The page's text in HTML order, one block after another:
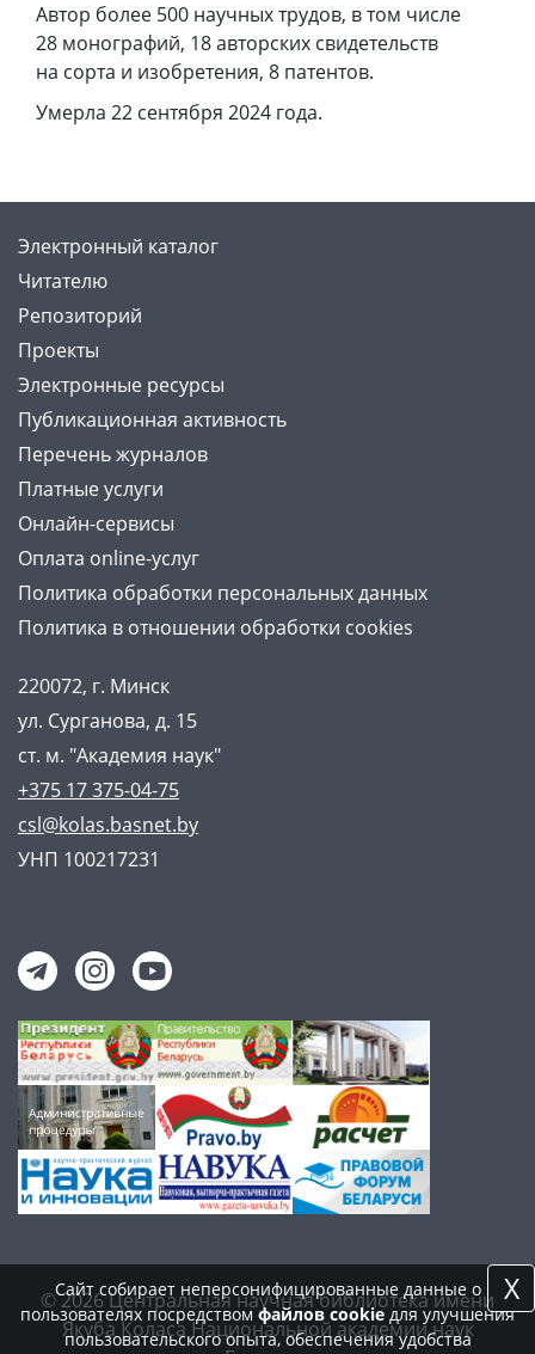
Автор более 500 научных трудов, в том числе
28 монографий, 18 авторских свидетельств
на сорта и изобретения, 8 патентов.
Умерла 22 сентября 2024 года.
Электронный каталог
Читателю
Репозиторий
Проекты
Электронные ресурсы
Публикационная активность
Перечень журналов
Платные услуги
Онлайн-сервисы
Оплата online-услуг
Политика обработки персональных данных
Политика в отношении обработки cookies
220072, г. Минск
ул. Сурганова, д. 15
ст. м. "Академия наук"
+375 17 375-04-75
csl@kolas.basnet.by
УНП 100217231
© 2026 Центральная научная библиотека имени
Якуба Коласа Национальной академии наук
Сайт собирает неперсонифицированные данные о
пользователях посредствомфайлов cookieдля улучшения
пользовательского опыта, обеспечения удобства
X